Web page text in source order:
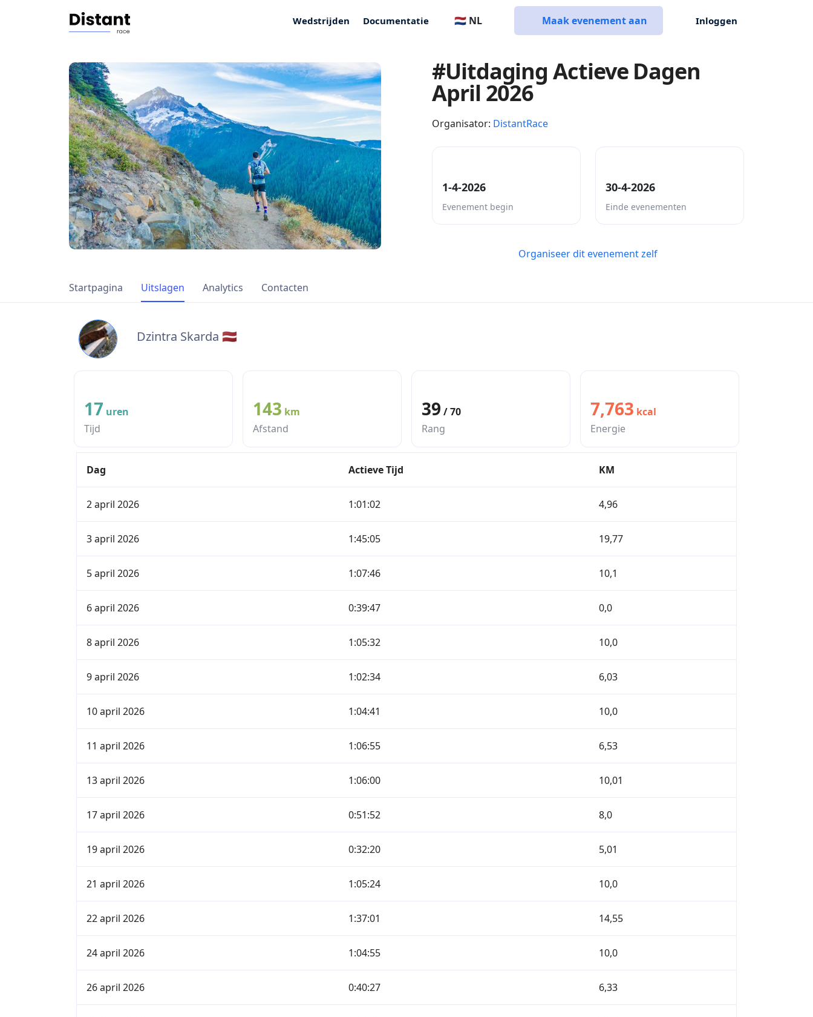
Wedstrijden Documentatie 🇳🇱 NL Maak evenement aan Inloggen
#Uitdaging Actieve Dagen
April 2026
Organisator: DistantRace
1-4-2026
Evenement begin
30-4-2026
Einde evenementen
Organiseer dit evenement zelf
Startpagina Uitslagen Analytics Contacten
Dzintra Skarda 🇱🇻
17 uren
Tijd
143 km
Afstand
39 / 70
Rang
7,763 kcal
Energie
Dag Actieve Tijd KM
2 april 2026 1:01:02 4,96
3 april 2026 1:45:05 19,77
5 april 2026 1:07:46 10,1
6 april 2026 0:39:47 0,0
8 april 2026 1:05:32 10,0
9 april 2026 1:02:34 6,03
10 april 2026 1:04:41 10,0
11 april 2026 1:06:55 6,53
13 april 2026 1:06:00 10,01
17 april 2026 0:51:52 8,0
19 april 2026 0:32:20 5,01
21 april 2026 1:05:24 10,0
22 april 2026 1:37:01 14,55
24 april 2026 1:04:55 10,0
26 april 2026 0:40:27 6,33